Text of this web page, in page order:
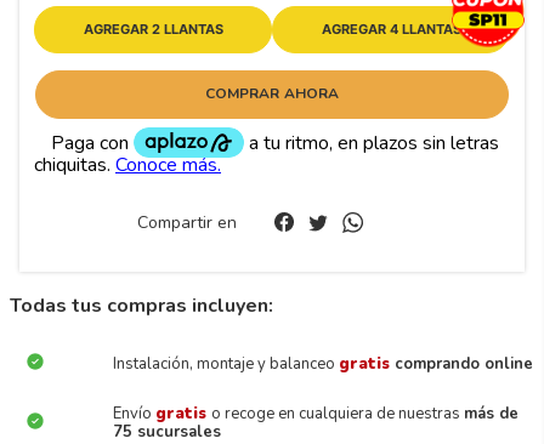
AGREGAR 2 LLANTAS AGREGAR 4 LLANTAS
COMPRAR AHORA
Compartir en
Todas tus compras incluyen:
Instalación, montaje y balanceo gratis comprando online
Envío gratis o recoge en cualquiera de nuestras más de
75 sucursales